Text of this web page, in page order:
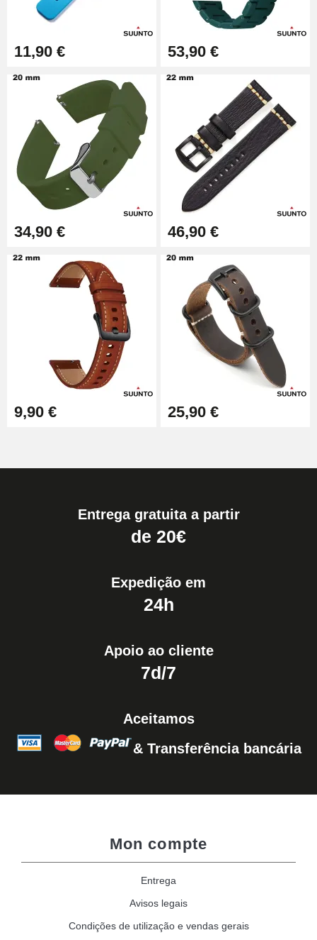
Boîte Pompe Bracelet Montre -
Diâmetro 1,50 mm - 8 a 25 mm
Caixa de bomba para
braceletes de relógio - Diâmetro
1,80 mm - 8 a 25 mm
19,90 €
Removedor fácil de pulseiras de
relógio
17,90 €
11,90 € 53,90 €
34,90 € 46,90 €
9,90 € 25,90 €
Entrega gratuita a partir
de 20€
Expedição em
24h
Apoio ao cliente
7d/7
Aceitamos
& Transferência bancária
Mon compte
Entrega
Avisos legais
Condições de utilização e vendas gerais